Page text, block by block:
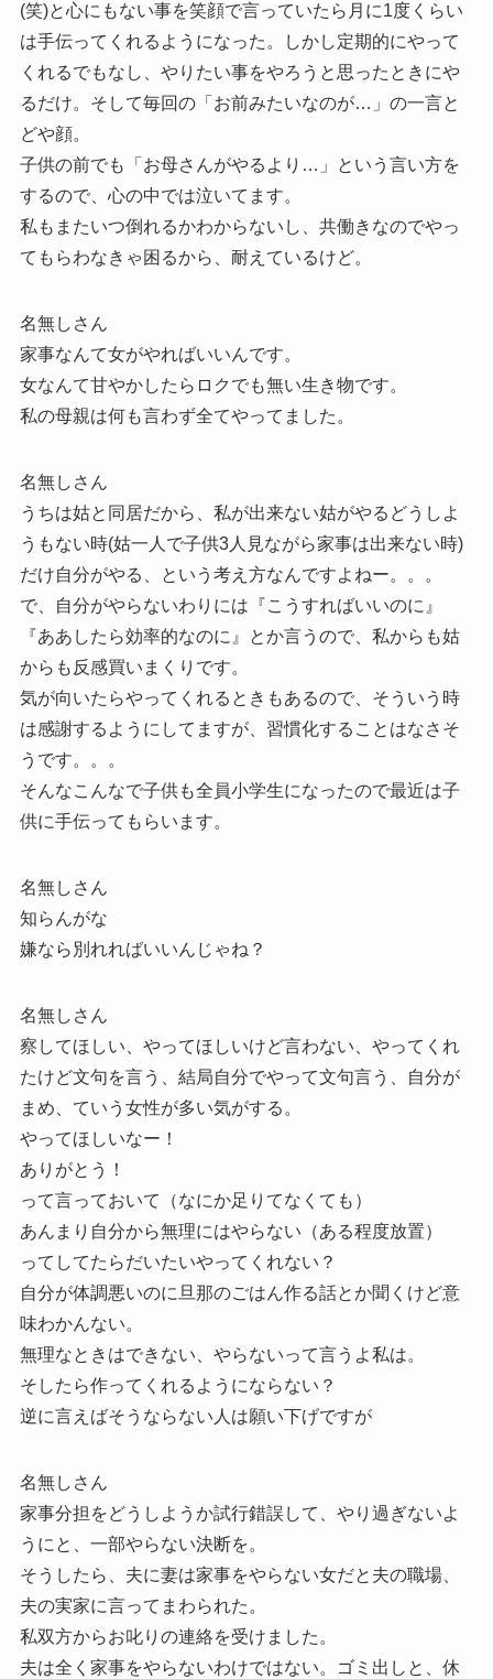
(笑)と心にもない事を笑顔で言っていたら月に1度くらい
は手伝ってくれるようになった。しかし定期的にやって
くれるでもなし、やりたい事をやろうと思ったときにや
るだけ。そして毎回の「お前みたいなのが…」の一言と
どや顔。
子供の前でも「お母さんがやるより…」という言い方を
するので、心の中では泣いてます。
私もまたいつ倒れるかわからないし、共働きなのでやっ
てもらわなきゃ困るから、耐えているけど。
名無しさん
家事なんて女がやればいいんです。
女なんて甘やかしたらロクでも無い生き物です。
私の母親は何も言わず全てやってました。
名無しさん
うちは姑と同居だから、私が出来ない姑がやるどうしよ
うもない時(姑一人で子供3人見ながら家事は出来ない時)
だけ自分がやる、という考え方なんですよねー。。。
で、自分がやらないわりには『こうすればいいのに』
『ああしたら効率的なのに』とか言うので、私からも姑
からも反感買いまくりです。
気が向いたらやってくれるときもあるので、そういう時
は感謝するようにしてますが、習慣化することはなさそ
うです。。。
そんなこんなで子供も全員小学生になったので最近は子
供に手伝ってもらいます。
名無しさん
知らんがな
嫌なら別れればいいんじゃね？
名無しさん
察してほしい、やってほしいけど言わない、やってくれ
たけど文句を言う、結局自分でやって文句言う、自分が
まめ、ていう女性が多い気がする。
やってほしいなー！
ありがとう！
って言っておいて（なにか足りてなくても）
あんまり自分から無理にはやらない（ある程度放置）
ってしてたらだいたいやってくれない？
自分が体調悪いのに旦那のごはん作る話とか聞くけど意
味わかんない。
無理なときはできない、やらないって言うよ私は。
そしたら作ってくれるようにならない？
逆に言えばそうならない人は願い下げですが
名無しさん
家事分担をどうしようか試行錯誤して、やり過ぎないよ
うにと、一部やらない決断を。
そうしたら、夫に妻は家事をやらない女だと夫の職場、
夫の実家に言ってまわられた。
私双方からお叱りの連絡を受けました。
夫は全く家事をやらないわけではない。ゴミ出しと、休